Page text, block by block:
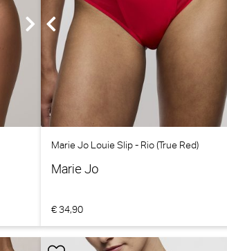
Marie Jo Louie Slip - Rio (True Red)
Marie Jo
€ 34,90